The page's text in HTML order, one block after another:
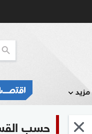
مزيد
حسب